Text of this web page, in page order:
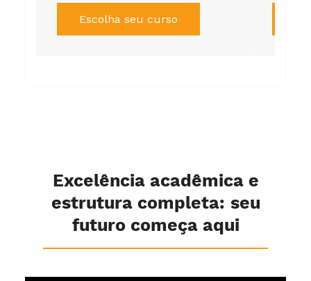
Escolha seu curso
Excelência acadêmica e
estrutura completa: seu
futuro começa aqui